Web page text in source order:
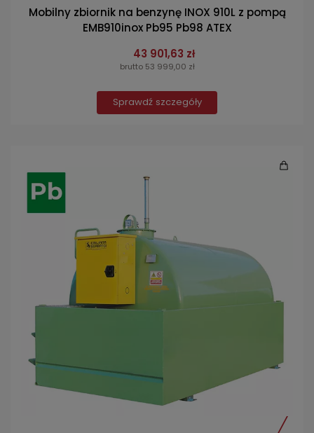
Mobilny zbiornik na benzynę INOX 910L z pompą
EMB910inox Pb95 Pb98 ATEX
43 901,63 zł
brutto 53 999,00 zł
Sprawdź szczegóły